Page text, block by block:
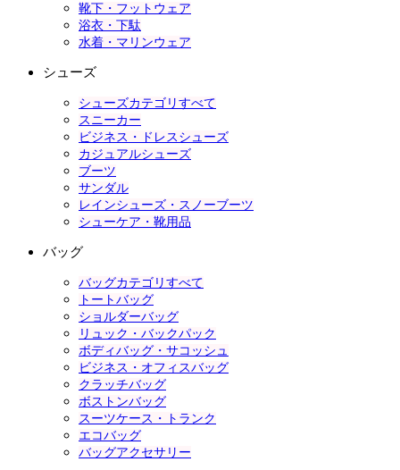
靴下・フットウェア
浴衣・下駄
水着・マリンウェア
シューズ
シューズカテゴリすべて
スニーカー
ビジネス・ドレスシューズ
カジュアルシューズ
ブーツ
サンダル
レインシューズ・スノーブーツ
シューケア・靴用品
バッグ
バッグカテゴリすべて
トートバッグ
ショルダーバッグ
リュック・バックパック
ボディバッグ・サコッシュ
ビジネス・オフィスバッグ
クラッチバッグ
ボストンバッグ
スーツケース・トランク
エコバッグ
バッグアクセサリー